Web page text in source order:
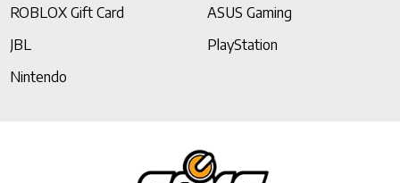
ROBLOX Gift Card
ASUS Gaming
JBL
PlayStation
Nintendo